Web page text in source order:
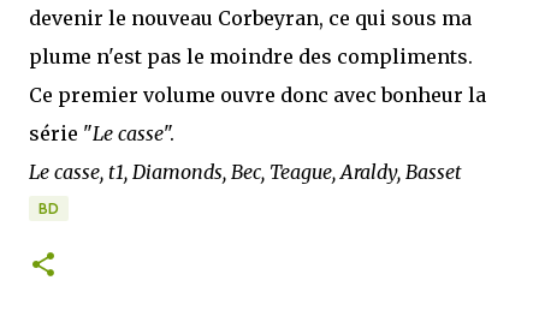
devenir le nouveau Corbeyran, ce qui sous ma
plume n'est pas le moindre des compliments.
Ce premier volume ouvre donc avec bonheur la
série "Le casse".
Le casse, t1, Diamonds, Bec, Teague, Araldy, Basset
BD